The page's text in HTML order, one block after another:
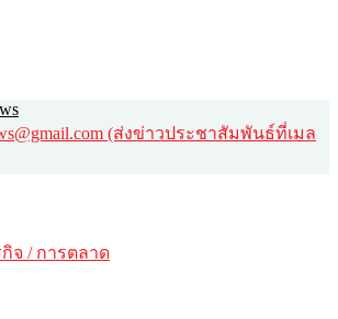
(ส่งข่าวประชาสัมพันธ์ที่เมล
จ / การตลาด